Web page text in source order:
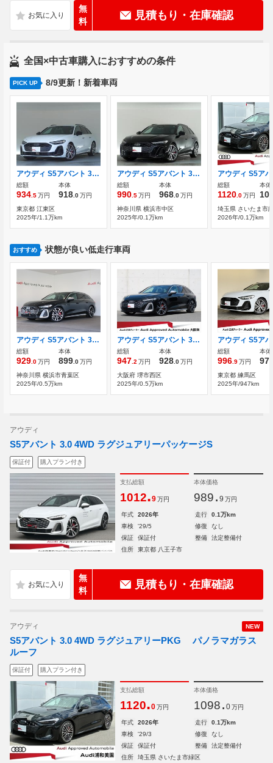
無
料
見積もり・在庫確認
全国×中古車購入におすすめの条件
PICK UP 8/9更新！新着車両
アウディ S5アバント 3.0 4WD ラグジュアリーパッケージS
総額
934 .5万円
本体
918 .0万円
東京都 江東区
2025年/1.1万km
アウディ S5アバント 3.0 4WD 認定中古車 ラグジュアリーパッケージ
総額
990 .5万円
本体
968 .0万円
神奈川県 横浜市中区
2025年/0.1万km
総額
1120 .0万円
本体
埼玉県 さいたま市
2026年/0.1万km
おすすめ 状態が良い低走行車両
アウディ S5アバント 3.0 4WD ファインナッパレザー
総額
929.0万円
本体
899.0万円
神奈川県 横浜市青葉区
2025年/0.5万km
アウディ S5アバント 3.0 4WD ファインナッパレザーインテリア
総額
947.2万円
本体
928.0万円
大阪府 堺市西区
2025年/0.5万km
総額
996.9万円
本体
東京都 練馬区
2025年/947km
アウディ
S5アバント 3.0 4WD ラグジュアリーパッケージS
保証付 購入プラン付き
支払総額
1012.9 万円
本体価格
989. 9 万円
年式 2026年 走行
0.1万km
車検
'29/5 修復
なし
保証
保証付 整備
法定整備付
住所
東京都 八王子市
無
料
見積もり・在庫確認
NEW
アウディ
S5アバント 3.0 4WD ラグジュアリーPKG パノラマガラス
ルーフ
保証付 購入プラン付き
支払総額
1120.0 万円
本体価格
1098. 0 万円
年式 2026年 走行
0.1万km
車検
'29/3 修復
なし
保証
保証付 整備
法定整備付
住所
埼玉県 さいたま市緑区